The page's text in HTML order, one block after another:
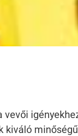
kiváló minőségű